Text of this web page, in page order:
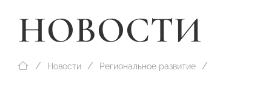
НОВОСТИ
Новости Региональное развитие